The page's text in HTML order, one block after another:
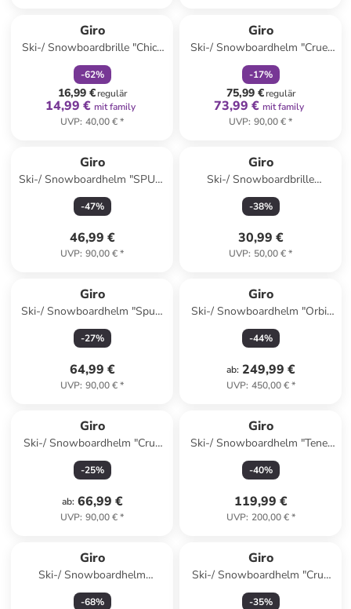
Giro
Ski-/ Snowboardbrille "Chico
2.0" in Weiß/ Braun
-62%
16,99 €regulär
14,99 € mit family
UVP: 40,00 €*
Giro
Ski-/ Snowboardhelm "Crue"
in Schwarz
-17%
75,99 €regulär
73,99 € mit family
UVP: 90,00 €*
Giro
Ski-/ Snowboardhelm "SPUR"
in Hellblau
-47%
46,99 €
UVP: 90,00 €*
Giro
Ski-/ Snowboardbrille
"Buster" in Lila
-38%
30,99 €
UVP: 50,00 €*
Giro
Ski-/ Snowboardhelm "Spur"
in Blau/ Grün
-27%
64,99 €
UVP: 90,00 €*
Giro
Ski-/ Snowboardhelm "Orbit
Spherical" in Grau
-44%
ab: 249,99 €
UVP: 450,00 €*
Giro
Ski-/ Snowboardhelm "Crue
Namuk" in Dunkelblau
-25%
ab: 66,99 €
UVP: 90,00 €*
Giro
Ski-/ Snowboardhelm "Tenet
Mips" in Schwarz
-40%
119,99 €
UVP: 200,00 €*
Giro
Ski-/ Snowboardhelm
"Avance Spherical" in Weiß
-68%
Giro
Ski-/ Snowboardhelm "Crue
Namuk" in Hellblau
-35%